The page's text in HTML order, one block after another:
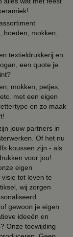
mokken,
textieldrukkerij en
een quote je
mokken, petjes,
met een eigen
en zo maak
jouw partners in
Of het nu
koussen zijn - als
voor jou!
eigen
tot leven te
wij zorgen
gewoon je eigen
ideeën en
Onze toewijding